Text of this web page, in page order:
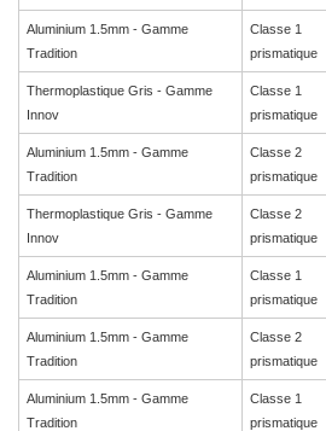
Aluminium 1.5mm - Gamme
Tradition
Classe 1
prismatique
Thermoplastique Gris - Gamme
Innov
Classe 1
prismatique
Aluminium 1.5mm - Gamme
Tradition
Classe 2
prismatique
Thermoplastique Gris - Gamme
Innov
Classe 2
prismatique
Aluminium 1.5mm - Gamme
Tradition
Classe 1
prismatique
Aluminium 1.5mm - Gamme
Tradition
Classe 2
prismatique
Aluminium 1.5mm - Gamme
Tradition
Classe 1
prismatique